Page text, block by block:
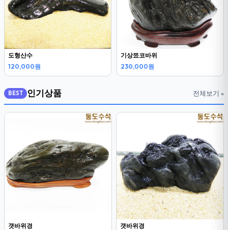
도형산수
120,000원
기상쬬코바위
230,000원
BEST 인기상품 전체보기 »
갯바위경
갯바위경